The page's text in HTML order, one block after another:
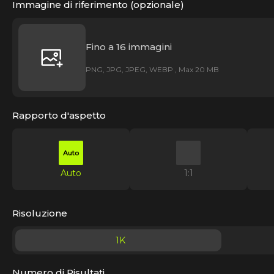
Immagine di riferimento (opzionale)
Fino a 16 immagini
PNG, JPG, JPEG, WEBP , Max 20 MB
Rapporto d'aspetto
Auto
Auto 1:1
Risoluzione
1K